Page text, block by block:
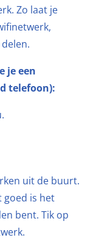
Zo laat je
je een
telefoon):
uit de buurt.
goed is het
bent. Tik op